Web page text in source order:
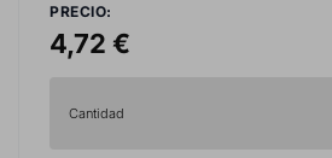
PRECIO:
4,72 €
Cantidad